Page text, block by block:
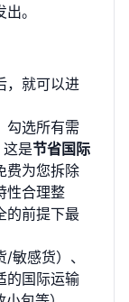
。
，就可以进
勾选所有需
是节省国际
费为您拆除
性合理整
的前提下最
敏感货）、
的国际运输